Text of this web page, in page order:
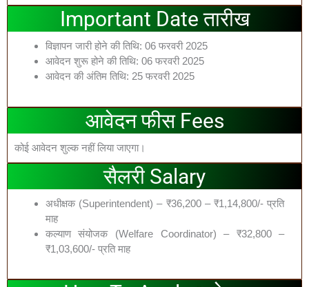
Important Date तारीख
विज्ञापन जारी होने की तिथि: 06 फरवरी 2025
आवेदन शुरू होने की तिथि: 06 फरवरी 2025
आवेदन की अंतिम तिथि: 25 फरवरी 2025
आवेदन फीस Fees
कोई आवेदन शुल्क नहीं लिया जाएगा।
सैलरी Salary
अधीक्षक (Superintendent) – ₹36,200 – ₹1,14,800/- प्रति
माह
कल्याण संयोजक (Welfare Coordinator) – ₹32,800 –
₹1,03,600/- प्रति माह